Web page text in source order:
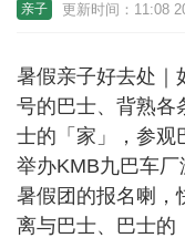
亲子 更新时间：11:08
暑假亲子好去处｜
号的巴士、背熟各
士的「家」，参观
举办KMB九巴车
暑假团的报名喇，
离与巴士、巴士的